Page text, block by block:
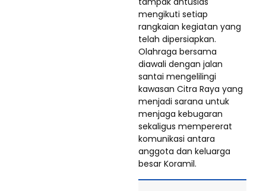
mengikuti setiap
rangkaian kegiatan yang
telah dipersiapkan.
Olahraga bersama
diawali dengan jalan
santai mengelilingi
kawasan Citra Raya yang
menjadi sarana untuk
menjaga kebugaran
sekaligus mempererat
komunikasi antara
anggota dan keluarga
besar Koramil.